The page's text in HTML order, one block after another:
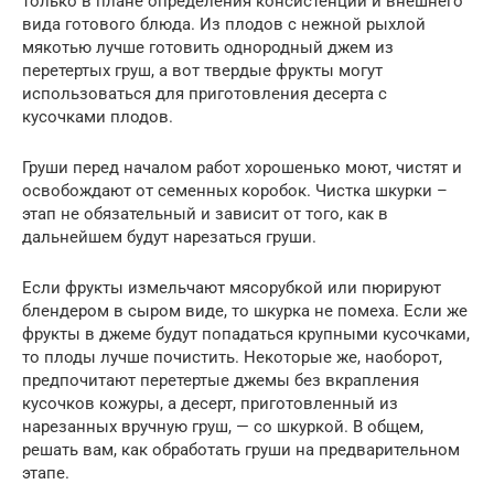
вида готового блюда. Из плодов с нежной рыхлой
мякотью лучше готовить однородный джем из
перетертых груш, а вот твердые фрукты могут
использоваться для приготовления десерта с
кусочками плодов.
Груши перед началом работ хорошенько моют, чистят и
освобождают от семенных коробок. Чистка шкурки –
этап не обязательный и зависит от того, как в
дальнейшем будут нарезаться груши.
Если фрукты измельчают мясорубкой или пюрируют
блендером в сыром виде, то шкурка не помеха. Если же
фрукты в джеме будут попадаться крупными кусочками,
то плоды лучше почистить. Некоторые же, наоборот,
предпочитают перетертые джемы без вкрапления
кусочков кожуры, а десерт, приготовленный из
нарезанных вручную груш, — со шкуркой. В общем,
решать вам, как обработать груши на предварительном
этапе.